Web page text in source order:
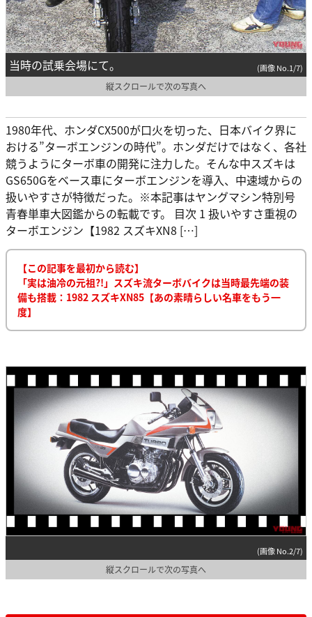
当時の試乗会場にて。 (画像 No.1/7)
縦スクロールで次の写真へ
1980年代、ホンダCX500が口火を切った、日本バイク界に
おける”ターボエンジンの時代”。ホンダだけではなく、各社
競うようにターボ車の開発に注力した。そんな中スズキは
GS650Gをベース車にターボエンジンを導入、中速域からの
扱いやすさが特徴だった。※本記事はヤングマシン特別号
青春単車大図鑑からの転載です。 目次 1 扱いやすさ重視の
ターボエンジン【1982 スズキXN8 […]
【この記事を最初から読む】
「実は油冷の元祖?!」スズキ流ターボバイクは当時最先端の装
備も搭載：1982 スズキXN85【あの素晴らしい名車をもう一
度】
(画像 No.2/7)
縦スクロールで次の写真へ